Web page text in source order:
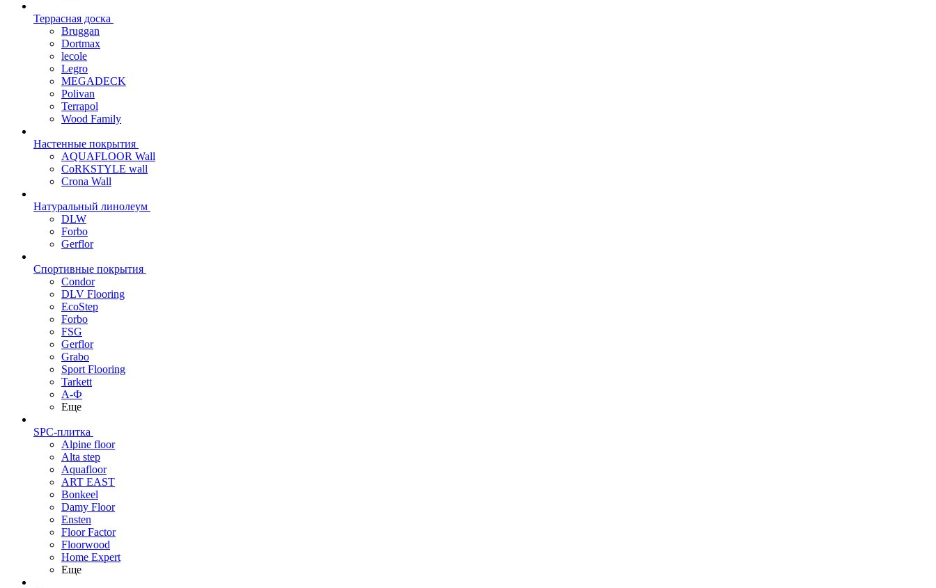
Террасная доска
Bruggan
Dortmax
lecole
Legro
MEGADECK
Polivan
Terrapol
Wood Family
Настенные покрытия
AQUAFLOOR Wall
CoRKSTYLE wall
Crona Wall
Натуральный линолеум
DLW
Forbo
Gerflor
Спортивные покрытия
Condor
DLV Flooring
EcoStep
Forbo
FSG
Gerflor
Grabo
Sport Flooring
Tarkett
А-Ф
Еще
SPC-плитка
Alpine floor
Alta step
Aquafloor
ART EAST
Bonkeel
Damy Floor
Ensten
Floor Factor
Floorwood
Home Expert
Еще